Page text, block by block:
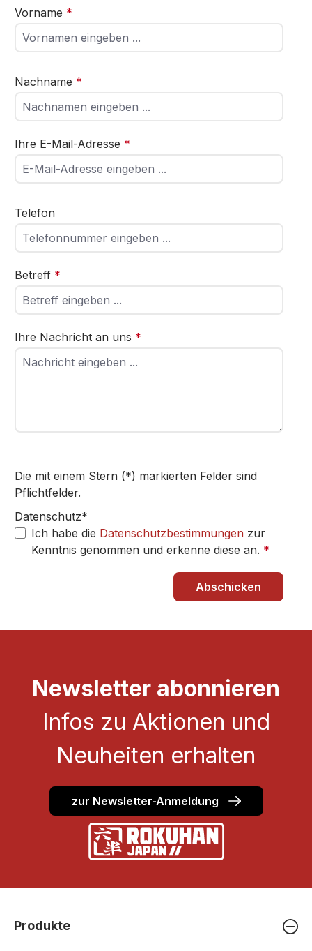
Vorname *
Nachname *
Ihre E-Mail-Adresse *
Telefon
Betreff *
Ihre Nachricht an uns *
Die mit einem Stern (*) markierten Felder sind
Pflichtfelder.
Datenschutz*
Ich habe die Datenschutzbestimmungen zur
Kenntnis genommen und erkenne diese an. *
Abschicken
Newsletter abonnieren
Infos zu Aktionen und
Neuheiten erhalten
zur Newsletter-Anmeldung
Produkte